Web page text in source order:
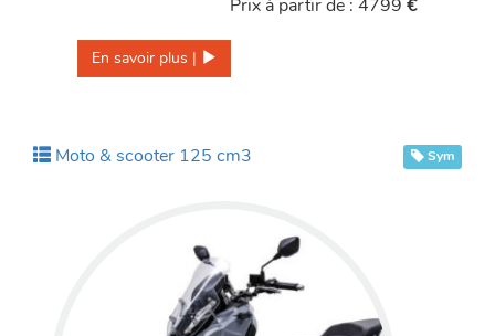
Prix à partir de : 4799 €
En savoir plus |
Moto & scooter 125 cm3 Sym